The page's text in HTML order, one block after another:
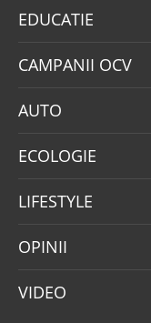
EDUCATIE
CAMPANII OCV
AUTO
ECOLOGIE
LIFESTYLE
OPINII
VIDEO